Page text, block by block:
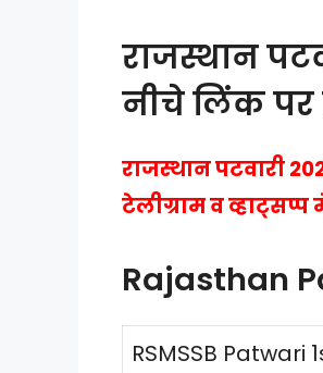
राजस्थान
नीचे लिंक
राजस्थान पटवारी
टेलीग्राम व व्हाट्सप्प
Rajasthan
RSMSSB Patwari